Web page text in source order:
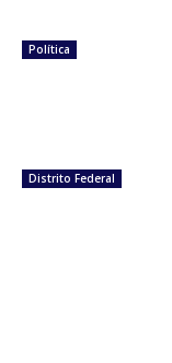
Política
Distrito Federal